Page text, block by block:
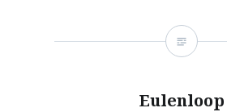
Eulenloop